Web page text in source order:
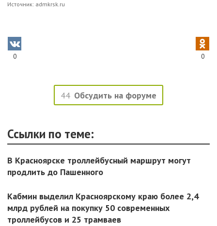
Источник: admkrsk.ru
0 0
44 Обсудить на форуме
Ссылки по теме:
В Красноярске троллейбусный маршрут могут
продлить до Пашенного
Кабмин выделил Красноярскому краю более 2,4
млрд рублей на покупку 50 современных
троллейбусов и 25 трамваев